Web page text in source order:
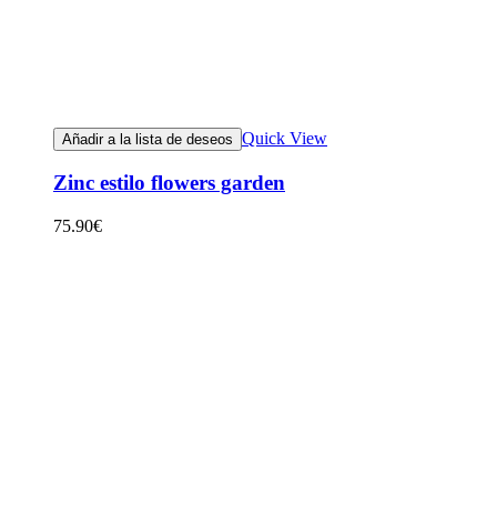
Añadir a la lista de deseos Quick View
Zinc estilo flowers garden
75.90€